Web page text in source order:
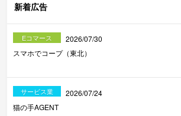
新着広告
Eコマース
2026/07/30
スマホでコープ（東北）
サービス業
2026/07/24
猫の手AGENT